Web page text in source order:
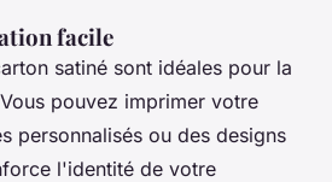
facile
satiné sont idéales pour la
pouvez imprimer votre
personnalisés ou des designs
l'identité de votre